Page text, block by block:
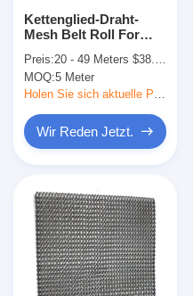
Kettenglied-Draht-
Mesh Belt Roll For
Edelstahl-304
Preis:20 - 49 Meters $38.00， 50 - 199 Meters $36.80， >=200 Meters $36.00
MOQ:5 Meter
Wir Reden Jetzt.